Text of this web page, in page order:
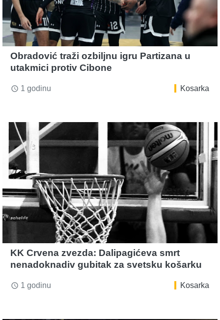
Obradović traži ozbiljnu igru Partizana u
utakmici protiv Cibone
access_time 1 godinu Kosarka
KK Crvena zvezda: Dalipagićeva smrt
nenadoknadiv gubitak za svetsku košarku
access_time 1 godinu Kosarka